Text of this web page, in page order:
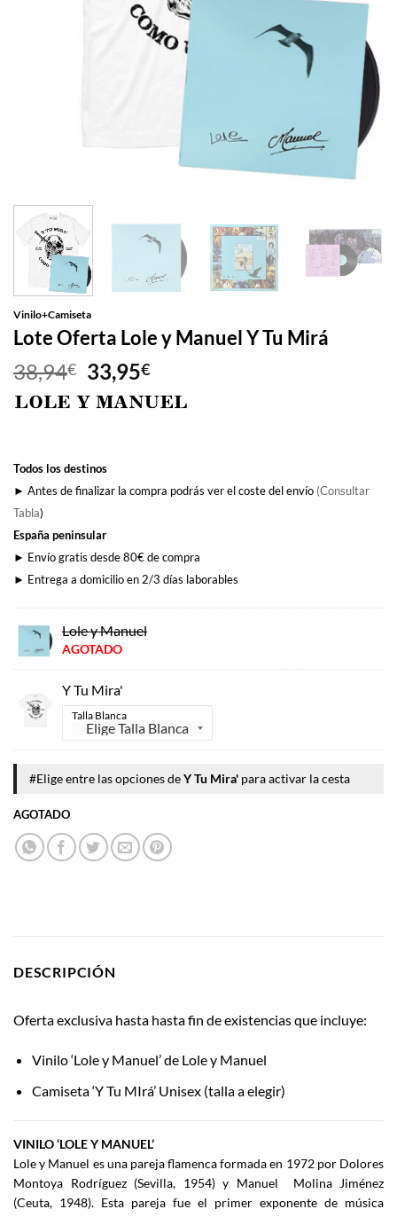
Vinilo+Camiseta
Lote Oferta Lole y Manuel Y Tu Mirá
38,94€ El
precio
original
33,95€El
precio
actual
Todos los destinos
► Antes de finalizar la compra podrás ver el coste del envío (Consultar
Tabla)
España peninsular
► Envío gratis desde 80€ de compra
► Entrega a domicilio en 2/3 días laborables
Lole y Manuel
AGOTADO
Y Tu Mira'
Talla Blanca
#Elige entre las opciones deY Tu Mira' para activar la cesta
AGOTADO
DESCRIPCIÓN
Oferta exclusiva hasta hasta fin de existencias que incluye:
Vinilo ‘Lole y Manuel’ de Lole y Manuel
Camiseta ‘Y Tu MIrá’ Unisex (talla a elegir)
VINILO ‘LOLE Y MANUEL’
Lole y Manuel es una pareja flamenca formada en 1972 por Dolores
Montoya Rodríguez (Sevilla, 1954) y Manuel Molina Jiménez
(Ceuta, 1948). Esta pareja fue el primer exponente de música